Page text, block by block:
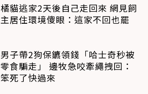
橘貓逃家2天後自己走回來 網見飼
主居住環境傻眼：這家不回也罷
男子帶2狗保鑣領錢「哈士奇秒被
零食騙走」 邊牧急咬牽繩拽回：
笨死了快過來